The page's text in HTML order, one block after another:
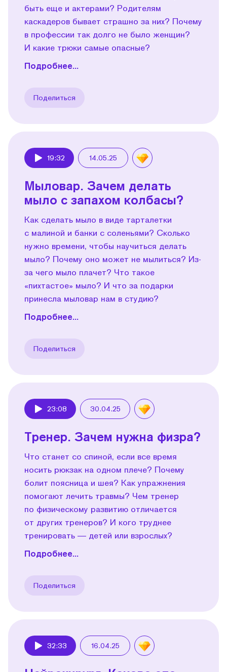
быть еще и актерами? Родителям
каскадеров бывает страшно за них? Почему
в профессии так долго не было женщин?
И какие трюки самые опасные?
Подробнее...
Поделиться
19:32 14.05.25
Мыловар. Зачем делать
мыло с запахом колбасы?
Как сделать мыло в виде тарталетки
с малиной и банки с соленьями? Сколько
нужно времени, чтобы научиться делать
мыло? Почему оно может не мылиться? Из-
за чего мыло плачет? Что такое
«пихтастое» мыло? И что за подарки
принесла мыловар нам в студию?
Подробнее...
Поделиться
23:08 30.04.25
Тренер. Зачем нужна физра?
Что станет со спиной, если все время
носить рюкзак на одном плече? Почему
болит поясница и шея? Как упражнения
помогают лечить травмы? Чем тренер
по физическому развитию отличается
от других тренеров? И кого труднее
тренировать — детей или взрослых?
Подробнее...
Поделиться
32:33 16.04.25